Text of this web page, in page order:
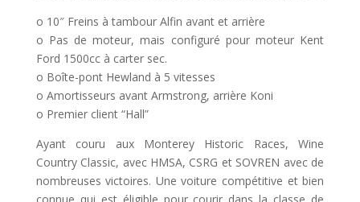
o 10″ Freins à tambour Alfin avant et arrière
o Pas de moteur, mais configuré pour moteur Kent
Ford 1500cc à carter sec.
o Boîte-pont Hewland à 5 vitesses
o Amortisseurs avant Armstrong, arrière Koni
o Premier client “Hall”
Ayant couru aux Monterey Historic Races, Wine
Country Classic, avec HMSA, CSRG et SOVREN avec de
nombreuses victoires. Une voiture compétitive et bien